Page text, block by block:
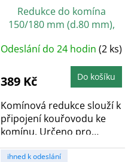
Redukce do komína
150/180 mm (d.80 mm),
Odeslání do 24 hodin (2 ks)
389 Kč Do košíku
Komínová redukce slouží k
připojení kouřovodu ke
komínu. Určeno pro
nasazení na...
ihned k odeslání